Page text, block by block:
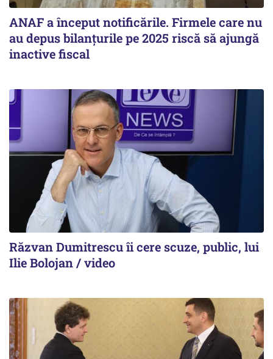
ANAF a început notificările. Firmele care nu
au depus bilanțurile pe 2025 riscă să ajungă
inactive fiscal
Răzvan Dumitrescu îi cere scuze, public, lui
Ilie Bolojan / video